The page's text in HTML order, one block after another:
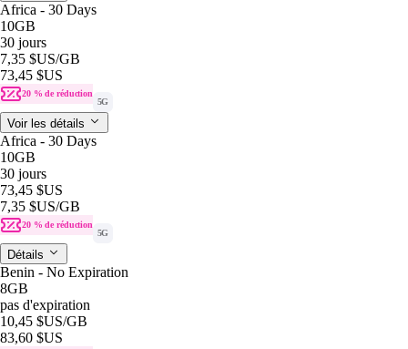
Africa - 30 Days
10GB
30 jours
7,35 $US/GB
73,45 $US
20 % de réduction
5G
Voir les détails
Africa - 30 Days
10GB
30 jours
73,45 $US
7,35 $US/GB
20 % de réduction
5G
Détails
Benin - No Expiration
8GB
pas d'expiration
10,45 $US/GB
83,60 $US